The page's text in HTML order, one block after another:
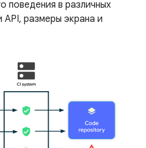
поведения в различных
API, размеры экрана и